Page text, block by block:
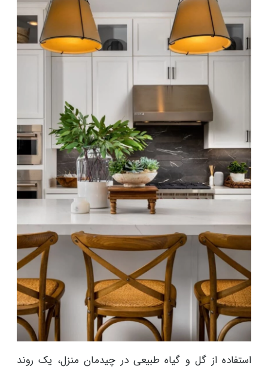
استفاده از گل و گیاه طبیعی در چیدمان منزل، یک روند